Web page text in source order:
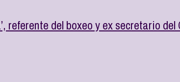
referente del boxeo y ex secretario del